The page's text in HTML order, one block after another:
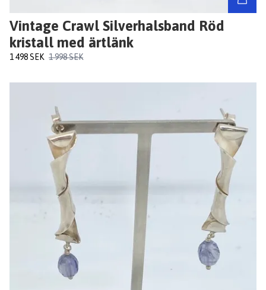
Vintage Crawl Silverhalsband Röd
kristall med ärtlänk
1 498 SEK 1 998 SEK